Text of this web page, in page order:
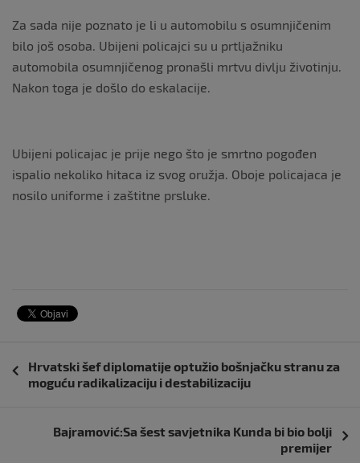
Za sada nije poznato je li u automobilu s osumnjičenim
bilo još osoba. Ubijeni policajci su u prtljažniku
automobila osumnjičenog pronašli mrtvu divlju životinju.
Nakon toga je došlo do eskalacije.
Ubijeni policajac je prije nego što je smrtno pogođen
ispalio nekoliko hitaca iz svog oružja. Oboje policajaca je
nosilo uniforme i zaštitne prsluke.
objava
Hrvatski šef diplomatije optužio bošnjačku stranu za
moguću radikalizaciju i destabilizaciju
Bajramović:Sa šest savjetnika Kunda bi bio bolji
premijer